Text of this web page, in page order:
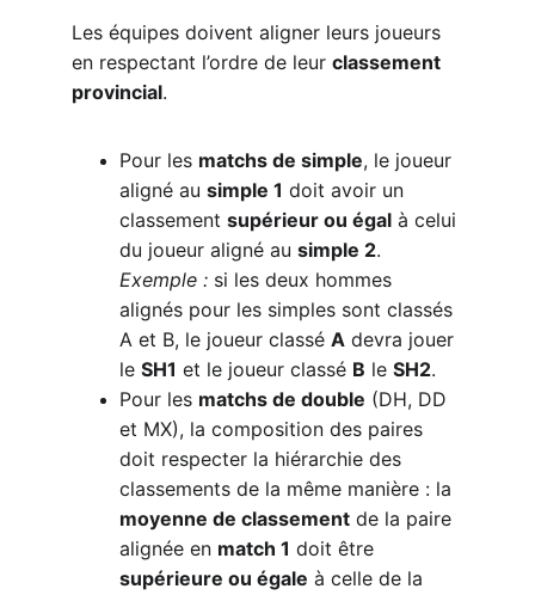
Les équipes doivent aligner leurs joueurs
en respectant l’ordre de leur classement
provincial.
Pour les matchs de simple, le joueur
aligné au simple 1 doit avoir un
classement supérieur ou égal à celui
du joueur aligné au simple 2.
Exemple : si les deux hommes
alignés pour les simples sont classés
A et B, le joueur classé A devra jouer
le SH1 et le joueur classé B le SH2.
Pour les matchs de double (DH, DD
et MX), la composition des paires
doit respecter la hiérarchie des
classements de la même manière : la
moyenne de classement de la paire
alignée en match 1 doit être
supérieure ou égale à celle de la